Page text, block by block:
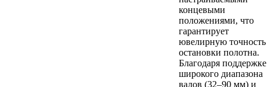
концевыми
положениями, что
гарантирует
ювелирную точность
остановки полотна.
Благодаря поддержке
широкого диапазона
валов (32–90 мм) и